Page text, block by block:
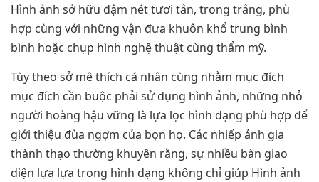
Hình ảnh sở hữu đậm nét tươi tắn, trong trắng, phù
hợp cùng với những vận đưa khuôn khổ trung bình
bình hoặc chụp hình nghệ thuật cùng thẩm mỹ.
Tùy theo sở mê thích cá nhân cùng nhằm mục đích
mục đích cần buộc phải sử dụng hình ảnh, những nhỏ
người hoàng hậu vững là lựa lọc hình dạng phù hợp để
giới thiệu đùa ngợm của bọn họ. Các nhiếp ảnh gia
thành thạo thường khuyên rằng, sự nhiều bàn giao
diện lựa lựa trong hình dạng không chỉ giúp Hình ảnh